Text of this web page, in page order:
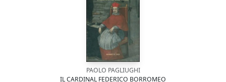
PAOLO PAGLIUGHI
IL CARDINAL FEDERICO BORROMEO